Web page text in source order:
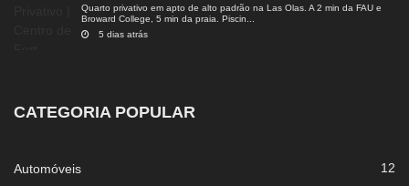
Quarto privativo em apto de alto padrão na Las Olas. A 2 min da FAU e
Broward College, 5 min da praia. Piscin...
5 dias atrás
CATEGORIA POPULAR
Automóveis 12